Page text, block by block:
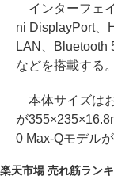
インターフェ
ni DisplayPort、
LAN、Bluetooth
などを搭載する。
本体サイズは
が
0 Max-Qモデル
楽天市場 売れ筋ラン